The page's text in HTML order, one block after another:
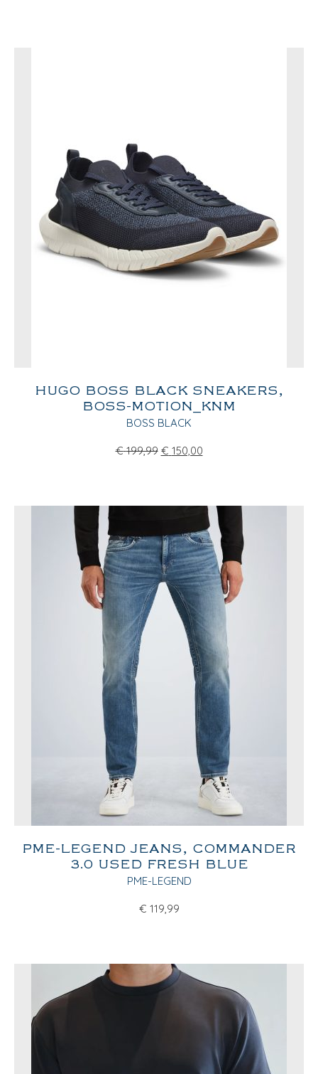
HUGO BOSS BLACK SNEAKERS,
BOSS-MOTION_KNM
BOSS BLACK
€ 199,99 € 150,00
PME-LEGEND JEANS, COMMANDER
3.0 USED FRESH BLUE
PME-LEGEND
€ 119,99